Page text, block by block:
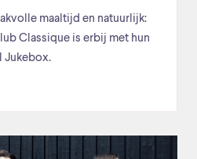
maaltijd en natuurlijk:
Classique is erbij met hun
Jukebox.